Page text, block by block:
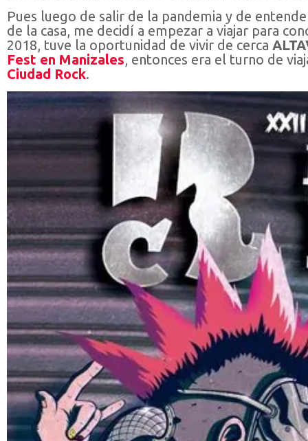
Pues luego de salir de la pandemia y de
de la casa, me decidí a empezar a viajar para
2018, tuve la oportunidad de vivir de cerca
Fest en Manizales, entonces era el turno de
Ciudad Rock.